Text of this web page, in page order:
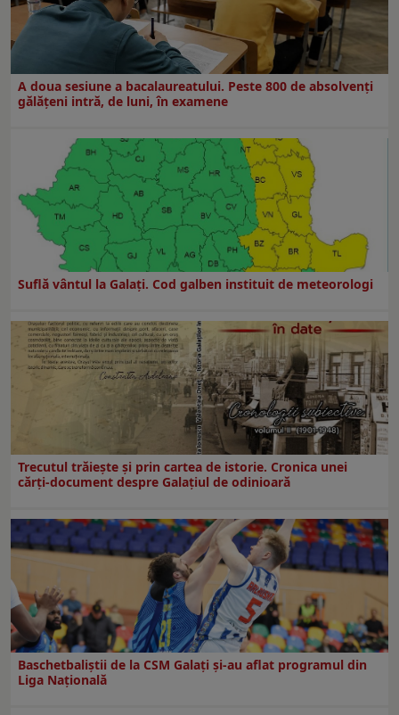
A doua sesiune a bacalaureatului. Peste 800 de absolvenţi
gălăţeni intră, de luni, în examene
Suflă vântul la Galaţi. Cod galben instituit de meteorologi
Trecutul trăiește și prin cartea de istorie. Cronica unei
cărți-document despre Galațiul de odinioară
Baschetbaliștii de la CSM Galați și-au aflat programul din
Liga Națională